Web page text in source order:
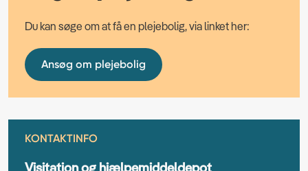
Du kan søge om at få en plejebolig, via linket her:
Ansøg om plejebolig
KONTAKTINFO